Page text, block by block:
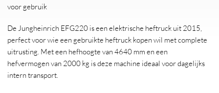
voor gebruik
De Jungheinrich EFG220 is een elektrische heftruck uit 2015,
perfect voor wie een gebruikte heftruck kopen wil met complete
uitrusting. Met een hefhoogte van 4640 mm en een
hefvermogen van 2000 kg is deze machine ideaal voor dagelijks
intern transport.